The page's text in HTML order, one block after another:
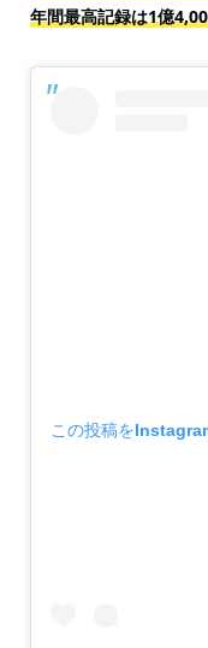
年間最高記録は1億
この投稿を